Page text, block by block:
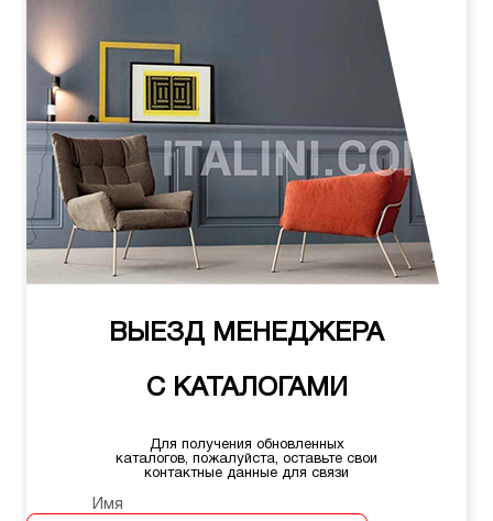
ВЫЕЗД МЕНЕДЖЕРА
С КАТАЛОГАМИ
Для получения обновленных
каталогов, пожалуйста, оставьте свои
контактные данные для связи
Имя